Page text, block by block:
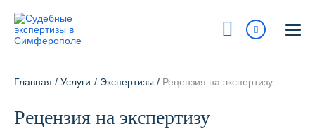
На карте
8 800 700-15-97
Главная / Услуги / Экспертизы / Рецензия на экспертизу
Рецензия на экспертизу